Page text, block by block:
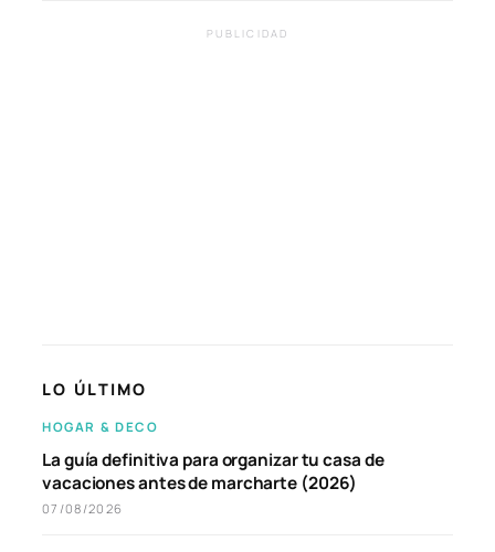
PUBLICIDAD
LO ÚLTIMO
HOGAR & DECO
La guía definitiva para organizar tu casa de
vacaciones antes de marcharte (2026)
07/08/2026